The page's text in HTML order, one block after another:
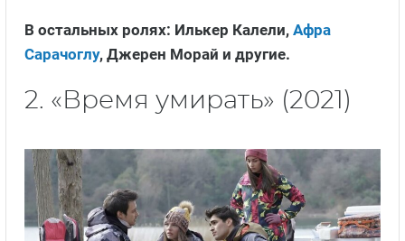
В остальных ролях: Илькер Калели, Афра
Сарачоглу, Джерен Морай и другие.
2. «Время умирать» (2021)